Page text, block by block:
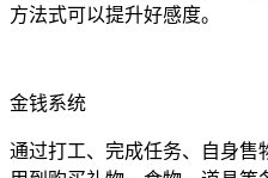
方法式可以提升好感度。
金钱系统
通过打工、完成任务、自身售